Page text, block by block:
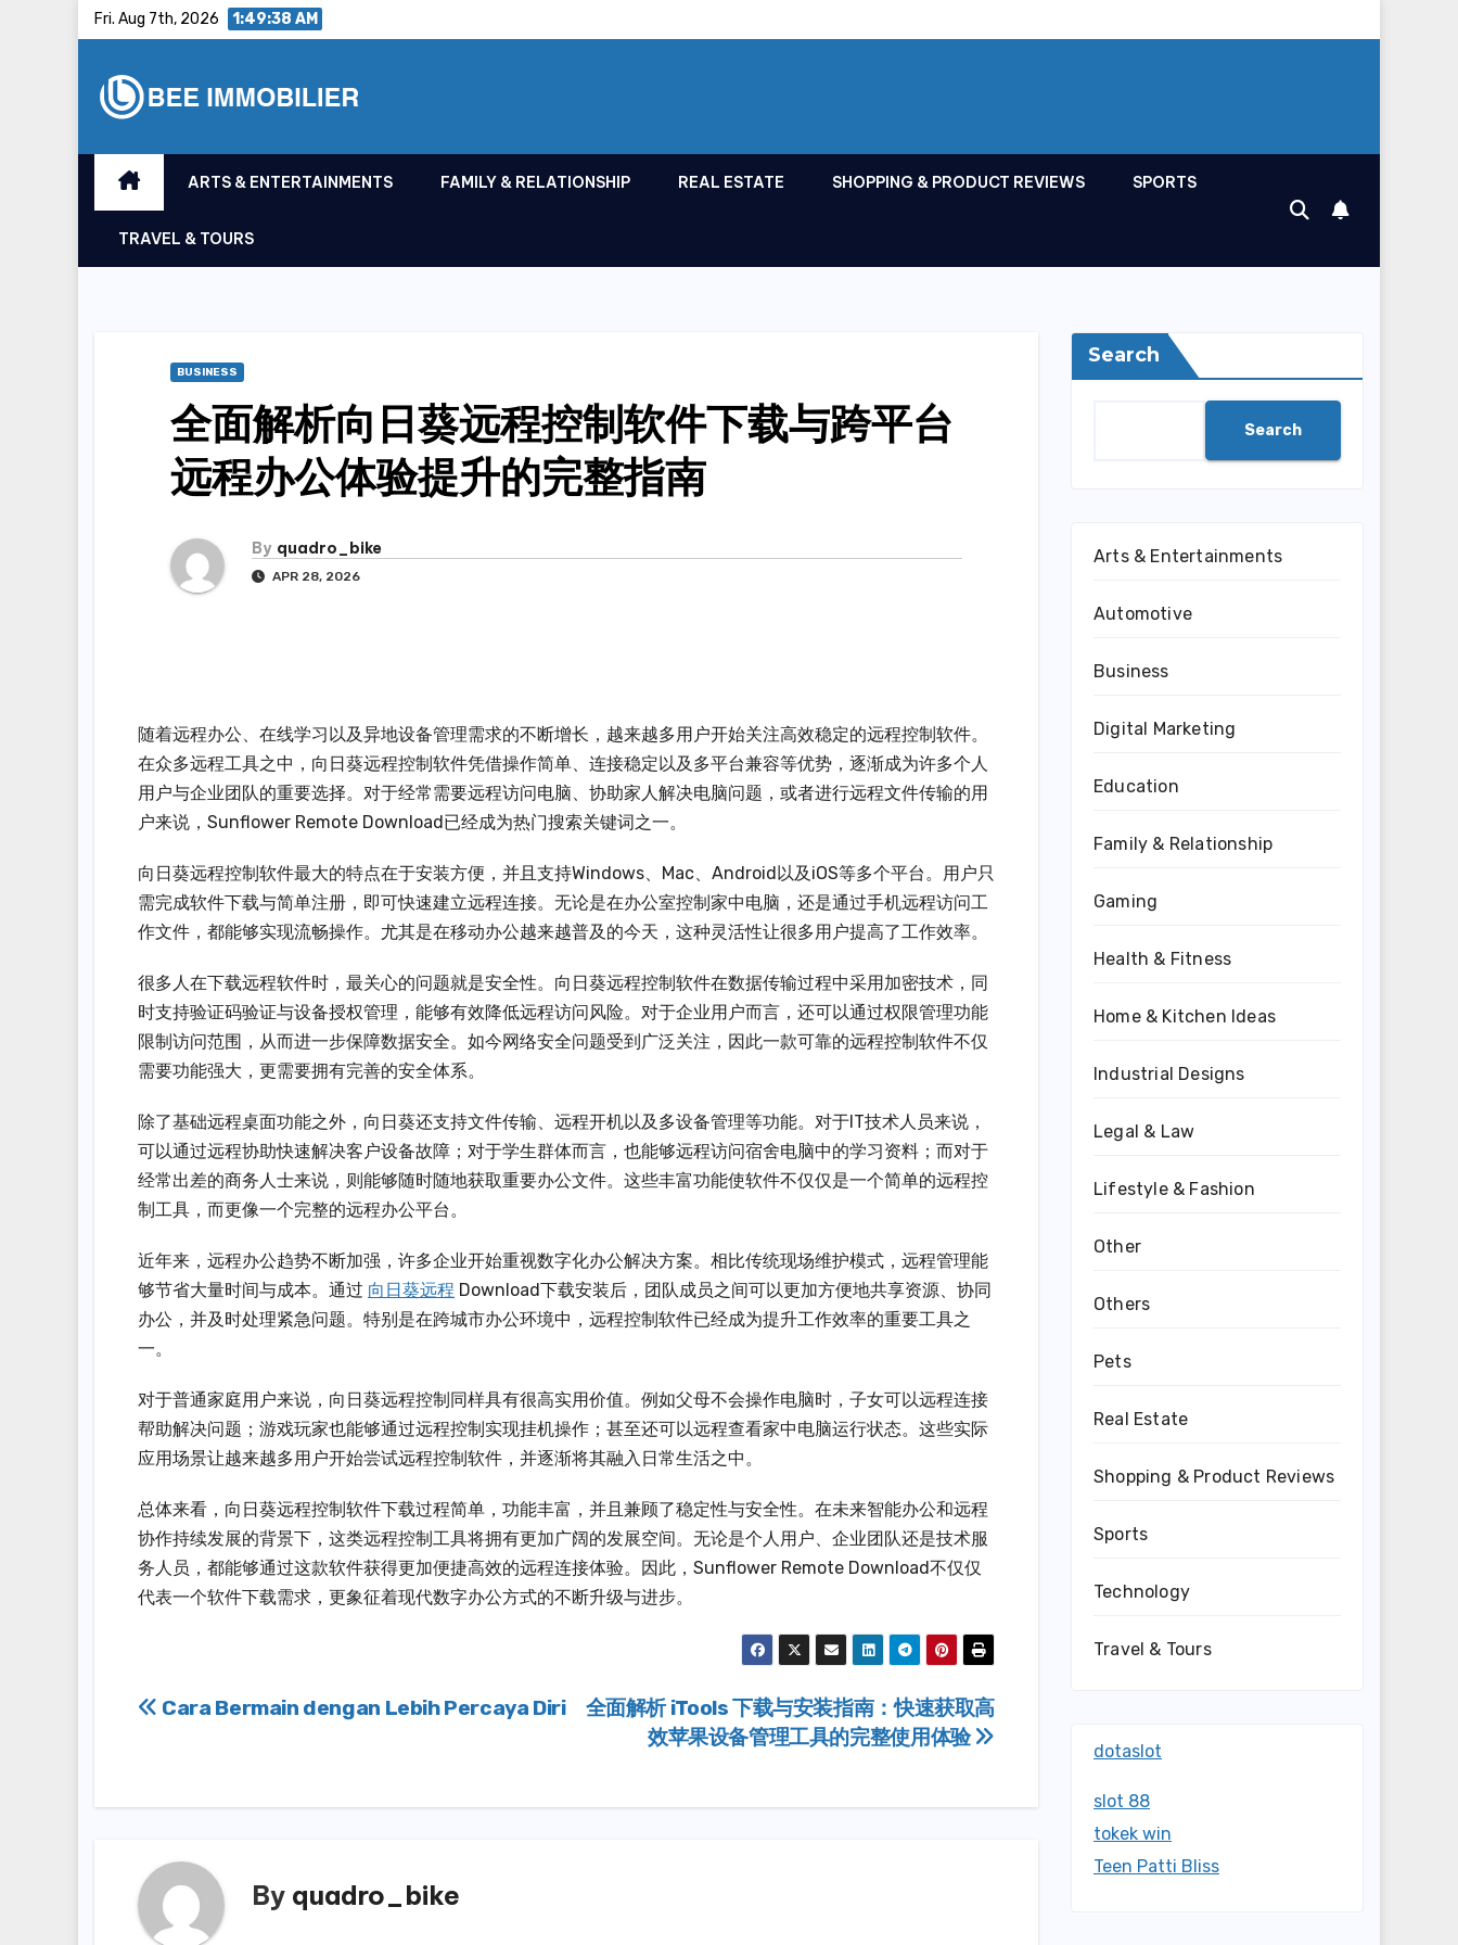
Fri. Aug 7th, 2026 1:49:39 AM
ARTS & ENTERTAINMENTS FAMILY & RELATIONSHIP REAL ESTATE SHOPPING & PRODUCT REVIEWS SPORTS
TRAVEL & TOURS
BUSINESS
全面解析向日葵远程控制软件下载与跨平台
远程办公体验提升的完整指南
By quadro_bike
APR 28, 2026
随着远程办公、在线学习以及异地设备管理需求的不断增长，越来越多用户开始关注高效稳定的远程控制软件。
在众多远程工具之中，向日葵远程控制软件凭借操作简单、连接稳定以及多平台兼容等优势，逐渐成为许多个人
用户与企业团队的重要选择。对于经常需要远程访问电脑、协助家人解决电脑问题，或者进行远程文件传输的用
户来说，Sunflower Remote Download已经成为热门搜索关键词之一。
向日葵远程控制软件最大的特点在于安装方便，并且支持Windows、Mac、Android以及iOS等多个平台。用户只
需完成软件下载与简单注册，即可快速建立远程连接。无论是在办公室控制家中电脑，还是通过手机远程访问工
作文件，都能够实现流畅操作。尤其是在移动办公越来越普及的今天，这种灵活性让很多用户提高了工作效率。
很多人在下载远程软件时，最关心的问题就是安全性。向日葵远程控制软件在数据传输过程中采用加密技术，同
时支持验证码验证与设备授权管理，能够有效降低远程访问风险。对于企业用户而言，还可以通过权限管理功能
限制访问范围，从而进一步保障数据安全。如今网络安全问题受到广泛关注，因此一款可靠的远程控制软件不仅
需要功能强大，更需要拥有完善的安全体系。
除了基础远程桌面功能之外，向日葵还支持文件传输、远程开机以及多设备管理等功能。对于IT技术人员来说，
可以通过远程协助快速解决客户设备故障；对于学生群体而言，也能够远程访问宿舍电脑中的学习资料；而对于
经常出差的商务人士来说，则能够随时随地获取重要办公文件。这些丰富功能使软件不仅仅是一个简单的远程控
制工具，而更像一个完整的远程办公平台。
近年来，远程办公趋势不断加强，许多企业开始重视数字化办公解决方案。相比传统现场维护模式，远程管理能
够节省大量时间与成本。通过 向日葵远程 Download下载安装后，团队成员之间可以更加方便地共享资源、协同
办公，并及时处理紧急问题。特别是在跨城市办公环境中，远程控制软件已经成为提升工作效率的重要工具之
一。
对于普通家庭用户来说，向日葵远程控制同样具有很高实用价值。例如父母不会操作电脑时，子女可以远程连接
帮助解决问题；游戏玩家也能够通过远程控制实现挂机操作；甚至还可以远程查看家中电脑运行状态。这些实际
应用场景让越来越多用户开始尝试远程控制软件，并逐渐将其融入日常生活之中。
总体来看，向日葵远程控制软件下载过程简单，功能丰富，并且兼顾了稳定性与安全性。在未来智能办公和远程
协作持续发展的背景下，这类远程控制工具将拥有更加广阔的发展空间。无论是个人用户、企业团队还是技术服
务人员，都能够通过这款软件获得更加便捷高效的远程连接体验。因此，Sunflower Remote Download不仅仅
代表一个软件下载需求，更象征着现代数字办公方式的不断升级与进步。
Post
全面解析 iTools 下载与安装指南：快速获取高
效苹果设备管理工具的完整使用体验
Cara Bermain dengan Lebih Percaya Diri
By quadro_bike
Search
Search
Arts & Entertainments
Automotive
Business
Digital Marketing
Education
Family & Relationship
Gaming
Health & Fitness
Home & Kitchen Ideas
Industrial Designs
Legal & Law
Lifestyle & Fashion
Other
Others
Pets
Real Estate
Shopping & Product Reviews
Sports
Technology
Travel & Tours
dotaslot
slot 88
tokek win
Teen Patti Bliss